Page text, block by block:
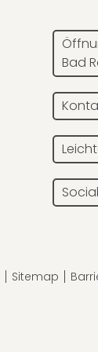
Bad
Sitemap